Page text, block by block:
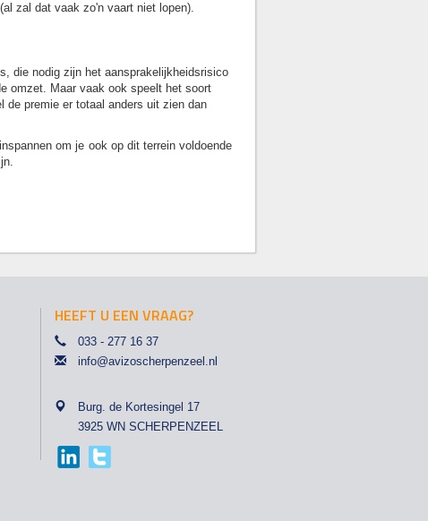
zal dat vaak zo'n vaart niet lopen).
die nodig zijn het aansprakelijkheidsrisico
omzet. Maar vaak ook speelt het soort
de premie er totaal anders uit zien dan
om je ook op dit terrein voldoende
HEEFT U EEN VRAAG?
033 - 277 16 37
info@avizoscherpenzeel.nl
Burg. de Kortesingel 17
3925 WN SCHERPENZEEL